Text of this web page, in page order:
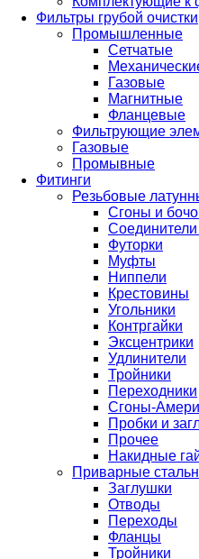
Фильтры грубой очистки
Промышленные
Сетчатые
Газовые
Магнитные
Фланцевые
Фильтрующие
Газовые
Промывные
Фитинги
Резьбовые
Сгоны и
Футорки
Муфты
Ниппели
Крестовины
Угольники
Контргайки
Эксцентрики
Удлинители
Тройники
Переходники
Сгоны-
Пробки и
Прочее
Накидные
Приварные
Заглушки
Отводы
Переходы
Фланцы
Тройники